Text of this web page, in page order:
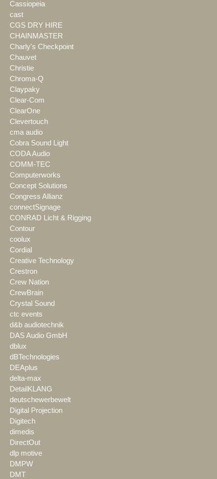
Cassiopeia
cast
CGS DRY HIRE
CHAINMASTER
Charly's Checkpoint
Chauvet
Christie
Chroma-Q
Claypaky
Clear-Com
ClearOne
Clevertouch
cma audio
Cobra Sound Light
CODA Audio
COMM-TEC
Computerworks
Concept Solutions
Congress Allianz
connectSignage
CONRAD Licht & Rigging
Contour
coolux
Cordial
Creative Technology
Crestron
Crew Nation
CrewBrain
Crystal Sound
ctc events
d&b audiotechnik
DAS Audio GmbH
dblux
dBTechnologies
DEAplus
delta-max
DetailKLANG
deutschewerbewelt
Digital Projection
Digitech
dimedis
DirectOut
dlp motive
DMPW
DMT